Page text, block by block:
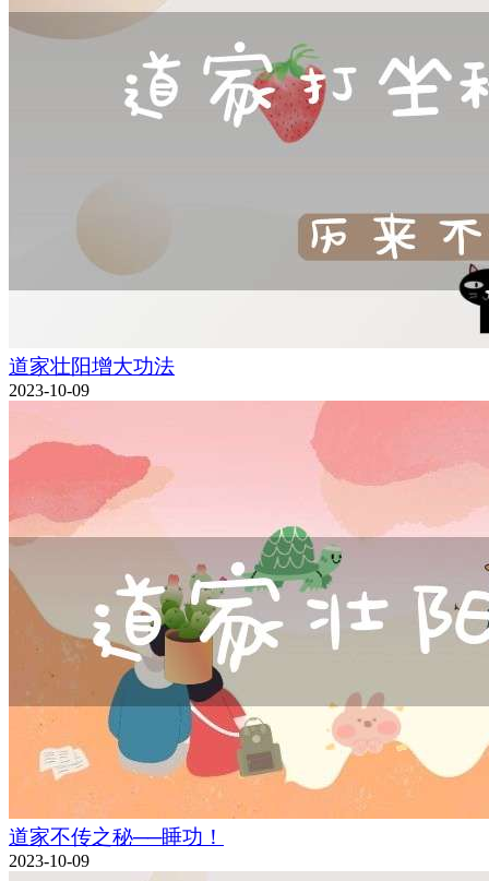
道家壮阳增大功法
2023-10-09
道家不传之秘──睡功！
2023-10-09